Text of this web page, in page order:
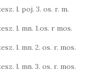
l. poj. 3. os. r. m.
l. mn. 1.os. r mos.
l. mn. 2. os. r. mos.
l. mn. 3. os. r. mos.